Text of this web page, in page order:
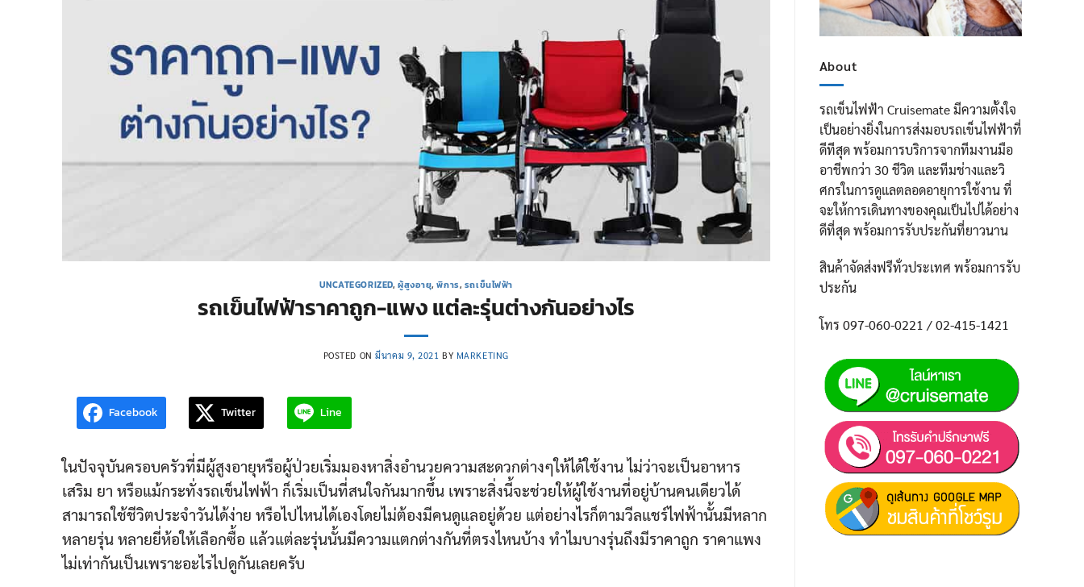
UNCATEGORIZED, ผู้สูงอายุ,พิการ, รถเข็นไฟฟ้า
รถเข็นไฟฟ้าราคาถูก-แพง แต่ละรุ่นต่างกันอย่างไร
POSTED ONมีนาคม 9, 2021 BY MARKETING
Facebook Twitter Line
ในปัจจุบันครอบครัวที่มีผู้สูงอายุหรือผู้ป่วยเริ่มมองหาสิ่งอำนวยความสะดวกต่างๆให้ได้ใช้งาน ไม่ว่าจะเป็นอาหาร
เสริม ยา หรือแม้กระทั่งรถเข็นไฟฟ้า ก็เริ่มเป็นที่สนใจกันมากขึ้น เพราะสิ่งนี้จะช่วยให้ผู้ใช้งานที่อยู่บ้านคนเดียวได้
สามารถใช้ชีวิตประจำวันได้ง่าย หรือไปไหนได้เองโดยไม่ต้องมีคนดูแลอยู่ด้วย แต่อย่างไรก็ตามวีลแชร์ไฟฟ้านั้นมีหลาก
หลายรุ่น หลายยี่ห้อให้เลือกซื้อ แล้วแต่ละรุ่นนั้นมีความแตกต่างกันที่ตรงไหนบ้าง ทำไมบางรุ่นถึงมีราคาถูก ราคาแพง
ไม่เท่ากันเป็นเพราะอะไรไปดูกันเลยครับ
About
รถเข็นไฟฟ้า Cruisemate มีความตั้งใจ
เป็นอย่างยิ่งในการส่งมอบรถเข็นไฟฟ้าที่
ดีทีสุด พร้อมการบริการจากทีมงานมือ
อาชีพกว่า 30 ชีวิต และทีมช่างและวิ
ศกรในการดูแลตลอดอายุการใช้งาน ที่
จะให้การเดินทางของคุณเป็นไปได้อย่าง
ดีที่สุด พร้อมการรับประกันที่ยาวนาน
สินค้าจัดส่งฟรีทั่วประเทศ พร้อมการรับ
ประกัน
โทร 097-060-0221 / 02-415-1421